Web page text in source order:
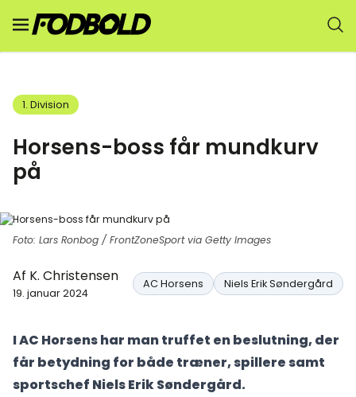
1. Division
Horsens-boss får mundkurv
på
Foto: Lars Ronbog / FrontZoneSport via Getty Images
Af K. Christensen
19. januar 2024
AC Horsens Niels Erik Søndergård
I AC Horsens har man truffet en beslutning, der
får betydning for både træner, spillere samt
sportschef Niels Erik Søndergård.